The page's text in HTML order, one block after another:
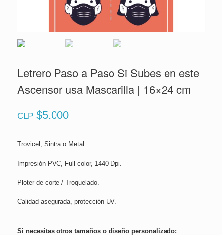
Letrero Paso a Paso Si Subes en este
Ascensor usa Mascarilla | 16×24 cm
CLP $5.000
Trovicel, Sintra o Metal.
Impresión PVC, Full color, 1440 Dpi.
Ploter de corte / Troquelado.
Calidad asegurada, protección UV.
Si necesitas otros tamaños o diseño personalizado: